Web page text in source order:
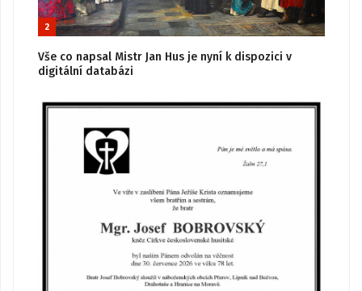
2
Vše co napsal Mistr Jan Hus je nyní k dispozici v
digitální databázi